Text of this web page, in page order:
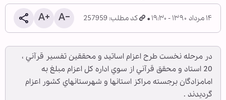
۱۴ مرداد ۱۳۹۰ - ۱۹:۳۰ کد مطلب: 257959
در مرحله نخست طرح اعزام اساتيد و محققين تفسير قرآني ،
20 استاد و محقق قرآني از سوي اداره كل اعزام مبلغ به
امامزادگان برجسته مراكز استانها و شهرستانهاي كشور اعزام
گرديدند .